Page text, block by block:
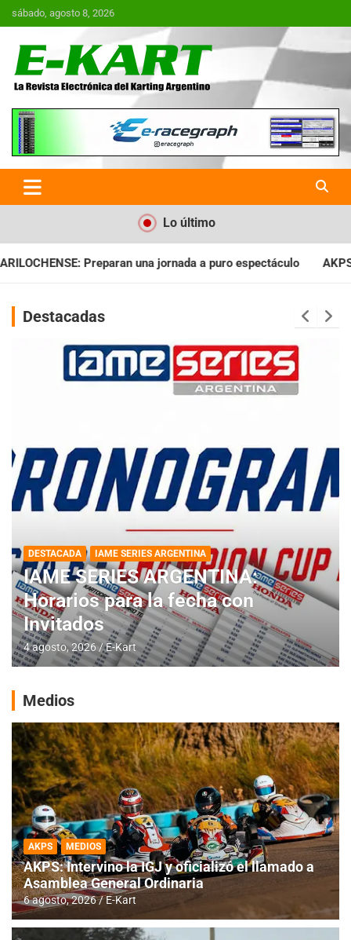
Saltar
al
sábado, agosto 8, 2026
E-Kart.com.ar | La Revista
Electrónica del Karting en
Argentina
Lo último
a puro espectáculo AKPS: Intervino la IGJ y oficializó el
Destacadas
DESTACADA IAME SERIES ARGENTINA
IAME SERIES ARGENTINA:
Horarios para la fecha con
Invitados
4 agosto, 2026 E-Kart
Medios
AKPS MEDIOS
AKPS: Intervino la IGJ y oficializó el llamado a
Asamblea General Ordinaria
6 agosto, 2026 E-Kart